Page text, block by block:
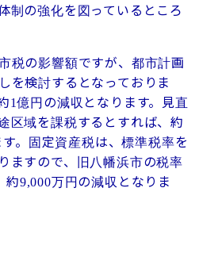
制の強化を図っているところ
税の影響額ですが、都市計画
を検討するとなっておりま
1億円の減収となります。見直
区域を課税するとすれば、約
。固定資産税は、標準税率を
ますので、旧八幡浜市の税率
約9,000万円の減収となりま